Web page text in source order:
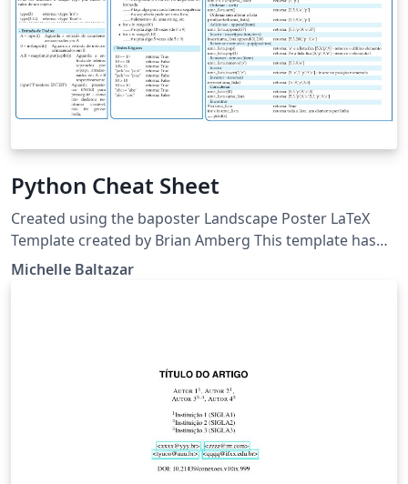
Python Cheat Sheet
Created using the baposter Landscape Poster LaTeX
Template created by Brian Amberg This template has
been downloaded from:
Michelle Baltazar